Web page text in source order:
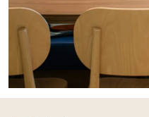
Wellness
Wijnkelder en wijnkasten